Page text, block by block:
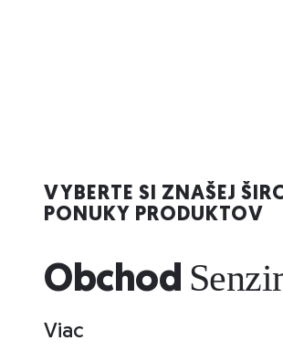
VYBERTE SI ZNAŠEJ
PONUKY PRODUKTOV
Obchod
Viac